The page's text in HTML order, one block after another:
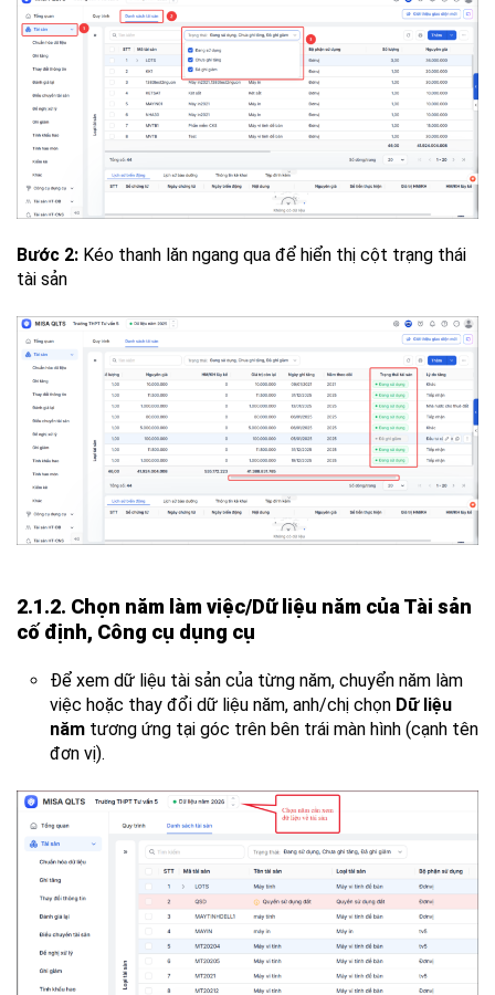
Bước 2: Kéo thanh lăn ngang qua để hiển thị cột trạng thái
tài sản
2.1.2. Chọn năm làm việc/Dữ liệu năm của Tài sản
cố định, Công cụ dụng cụ
Để xem dữ liệu tài sản của từng năm, chuyển năm làm
việc hoặc thay đổi dữ liệu năm, anh/chị chọn Dữ liệu
năm tương ứng tại góc trên bên trái màn hình (cạnh tên
đơn vị).